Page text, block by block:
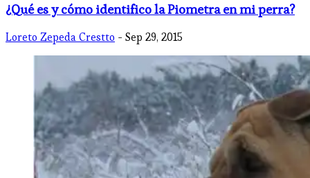
¿Qué es y cómo identifico la Piometra en mi perra?
Loreto Zepeda Crestto - Sep 29, 2015